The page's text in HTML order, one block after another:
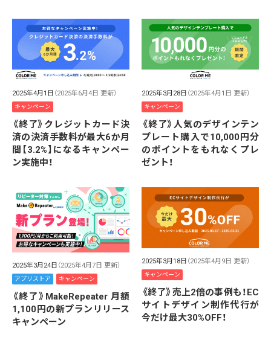
2025年4月1日 （2025年6月4日 更新）
キャンペーン
《終了》クレジットカード決
済の決済手数料が最大6か月
間【3.2%】になるキャンペー
ン実施中！
2025年3月28日 （2025年4月1日 更新）
キャンペーン
《終了》人気のデザインテン
プレート購入で10,000円分
のポイントをもれなくプレ
ゼント！
2025年3月24日 （2025年4月7日 更新）
アプリストア キャンペーン
《終了》MakeRepeater 月額
1,100円の新プランリリース
キャンペーン
2025年3月18日 （2025年4月9日 更新）
キャンペーン
《終了》売上2倍の事例も！EC
サイトデザイン制作代行が
今だけ最大30%OFF！